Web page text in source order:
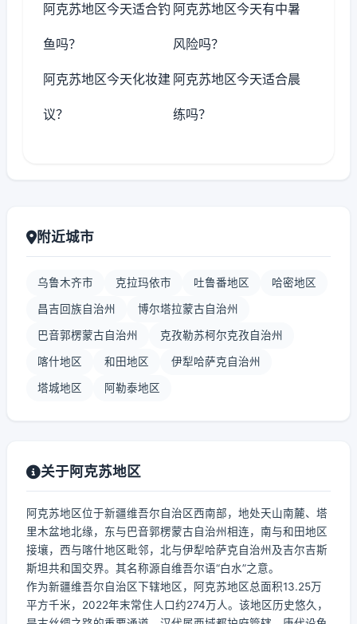
阿克苏地区今天适合钓
鱼吗？
阿克苏地区今天有中暑
风险吗？
阿克苏地区今天化妆建
议？
阿克苏地区今天适合晨
练吗？
附近城市
乌鲁木齐市 克拉玛依市 吐鲁番地区 哈密地区
昌吉回族自治州 博尔塔拉蒙古自治州
巴音郭楞蒙古自治州 克孜勒苏柯尔克孜自治州
喀什地区 和田地区 伊犁哈萨克自治州
塔城地区 阿勒泰地区
关于阿克苏地区
阿克苏地区位于新疆维吾尔自治区西南部，地处天山南麓、塔
里木盆地北缘，东与巴音郭楞蒙古自治州相连，南与和田地区
接壤，西与喀什地区毗邻，北与伊犁哈萨克自治州及吉尔吉斯
斯坦共和国交界。其名称源自维吾尔语“白水”之意。
作为新疆维吾尔自治区下辖地区，阿克苏地区总面积13.25万
平方千米，2022年末常住人口约274万人。该地区历史悠久，